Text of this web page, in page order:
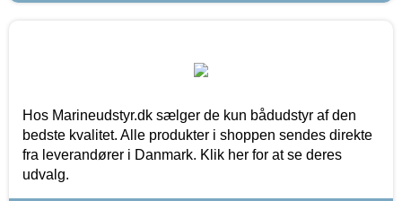
Hos Marineudstyr.dk sælger de kun bådudstyr af den
bedste kvalitet. Alle produkter i shoppen sendes direkte
fra leverandører i Danmark. Klik her for at se deres
udvalg.